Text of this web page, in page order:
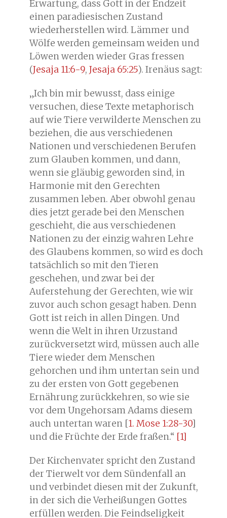
Erwartung, dass Gott in der Endzeit
einen paradiesischen Zustand
wiederherstellen wird. Lämmer und
Wölfe werden gemeinsam weiden und
Löwen werden wieder Gras fressen
(Jesaja 11:6-9, Jesaja 65:25). Irenäus sagt:
„Ich bin mir bewusst, dass einige
versuchen, diese Texte metaphorisch
auf wie Tiere verwilderte Menschen zu
beziehen, die aus verschiedenen
Nationen und verschiedenen Berufen
zum Glauben kommen, und dann,
wenn sie gläubig geworden sind, in
Harmonie mit den Gerechten
zusammen leben. Aber obwohl genau
dies jetzt gerade bei den Menschen
geschieht, die aus verschiedenen
Nationen zu der einzig wahren Lehre
des Glaubens kommen, so wird es doch
tatsächlich so mit den Tieren
geschehen, und zwar bei der
Auferstehung der Gerechten, wie wir
zuvor auch schon gesagt haben. Denn
Gott ist reich in allen Dingen. Und
wenn die Welt in ihren Urzustand
zurückversetzt wird, müssen auch alle
Tiere wieder dem Menschen
gehorchen und ihm untertan sein und
zu der ersten von Gott gegebenen
Ernährung zurückkehren, so wie sie
vor dem Ungehorsam Adams diesem
auch untertan waren [1. Mose 1:28-30]
und die Früchte der Erde fraßen.“ [1]
Der Kirchenvater spricht den Zustand
der Tierwelt vor dem Sündenfall an
und verbindet diesen mit der Zukunft,
in der sich die Verheißungen Gottes
erfüllen werden. Die Feindseligkeit